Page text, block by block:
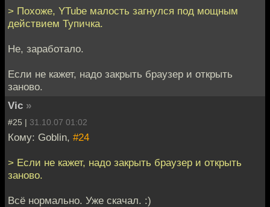
> Похоже, YTube малость загнулся под мощным
действием Тупичка.
Не, заработало.
Если не кажет, надо закрыть браузер и открыть
заново.
Vic »
#25 | 31.10.07 01:02
Кому: Goblin, #24
> Если не кажет, надо закрыть браузер и открыть
заново.
Всё нормально. Уже скачал. :)